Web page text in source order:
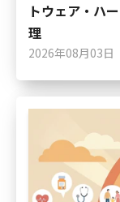
トウェア・ハ
理
2026年08月03日